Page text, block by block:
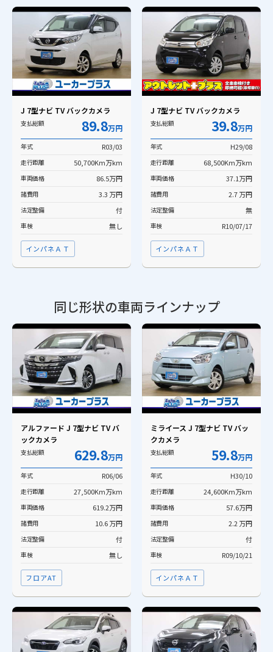
J 7型ナビ TV バックカメラ
支払総額 89.8万円
年式 R03/03
走行距離 50,700Km万km
車両価格 86.5万円
諸費用 3.3 万円
法定整備 付
車検 無し
インパネＡＴ
J 7型ナビ TV バックカメラ
支払総額 39.8万円
年式 H29/08
走行距離 68,500Km万km
車両価格 37.1万円
諸費用 2.7 万円
法定整備 無
車検 R10/07/17
インパネＡＴ
同じ形状の車両ラインナップ
アルファード J 7型ナビ TV バ
ックカメラ
支払総額 629.8万円
年式 R06/06
走行距離 27,500Km万km
車両価格 619.2万円
諸費用 10.6 万円
法定整備 付
車検 無し
フロアAT
ミライース J 7型ナビ TV バッ
クカメラ
支払総額 59.8万円
年式 H30/10
走行距離 24,600Km万km
車両価格 57.6万円
諸費用 2.2 万円
法定整備 付
車検 R09/10/21
インパネＡＴ